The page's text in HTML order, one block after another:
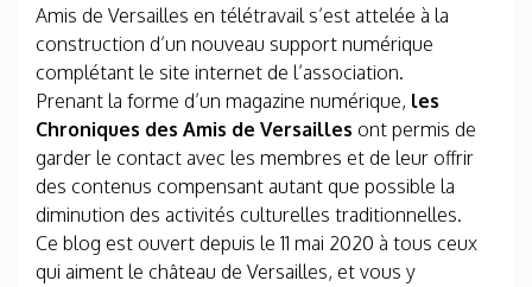
Amis de Versailles en télétravail s’est attelée à la
construction d’un nouveau support numérique
complétant le site internet de l’association.
Prenant la forme d’un magazine numérique, les
Chroniques des Amis de Versailles ont permis de
garder le contact avec les membres et de leur offrir
des contenus compensant autant que possible la
diminution des activités culturelles traditionnelles.
Ce blog est ouvert depuis le 11 mai 2020 à tous ceux
qui aiment le château de Versailles, et vous y